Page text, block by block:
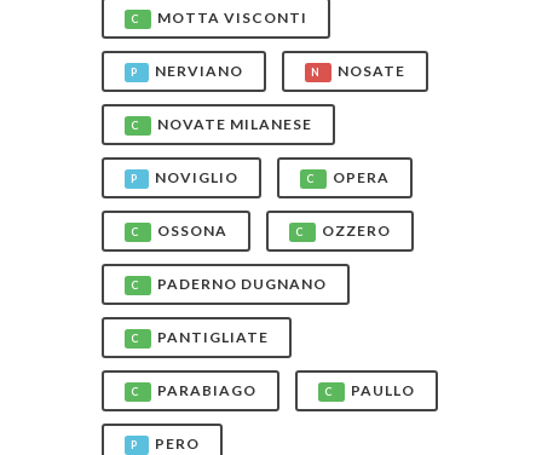
C MOTTA VISCONTI
P NERVIANO N NOSATE
C NOVATE MILANESE
P NOVIGLIO C OPERA
C OSSONA C OZZERO
C PADERNO DUGNANO
C PANTIGLIATE
C PARABIAGO C PAULLO
P PERO